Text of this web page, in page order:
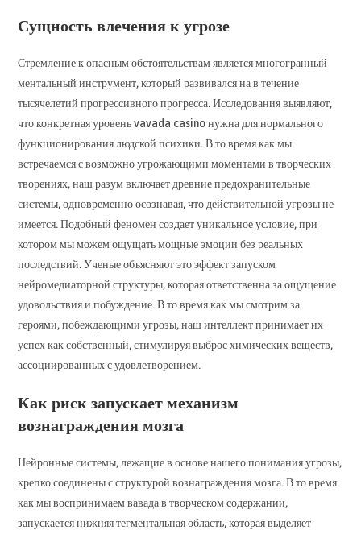
Сущность влечения к угрозе
Стремление к опасным обстоятельствам является многогранный
ментальный инструмент, который развивался на в течение
тысячелетий прогрессивного прогресса. Исследования выявляют,
что конкретная уровень vavada casino нужна для нормального
функционирования людской психики. В то время как мы
встречаемся с возможно угрожающими моментами в творческих
творениях, наш разум включает древние предохранительные
системы, одновременно осознавая, что действительной угрозы не
имеется. Подобный феномен создает уникальное условие, при
котором мы можем ощущать мощные эмоции без реальных
последствий. Ученые объясняют это эффект запуском
нейромедиаторной структуры, которая ответственна за ощущение
удовольствия и побуждение. В то время как мы смотрим за
героями, побеждающими угрозы, наш интеллект принимает их
успех как собственный, стимулируя выброс химических веществ,
ассоциированных с удовлетворением.
Как риск запускает механизм
вознаграждения мозга
Нейронные системы, лежащие в основе нашего понимания угрозы,
крепко соединены с структурой вознаграждения мозга. В то время
как мы воспринимаем вавада в творческом содержании,
запускается нижняя тегментальная область, которая выделяет